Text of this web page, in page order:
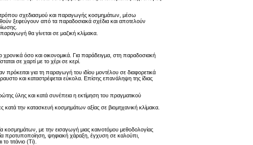
τρόπου σχεδιασμού και παραγωγής κοσμημάτων, μέσω
ξεφεύγουν από τα παραδοσιακά σχέδια και αποτελούν
θα γίνεται σε μαζική κλίμακα.
όσο και οικονομικά. Για παράδειγμα, στη παραδοσιακή
σε χαρτί με το χέρι σε κερί.
για τη παραγωγή του ιδίου μοντέλου σε διαφορετικά
και καταστρέφεται εύκολα. Επίσης επανάληψη της ίδιας
ύλης και κατά συνέπεια η εκτίμηση του πραγματικού
κατά την κατασκευή κοσμημάτων αξίας σε βιομηχανική κλίμακα.
κοσμημάτων, με την εισαγωγή μιας καινοτόμου μεθοδολογίας
προτυποποίηση, ψηφιακή χάραξη, έγχυση σε καλούπι,
τιτάνιο (Ti).